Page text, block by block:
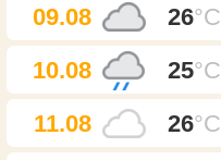
09.08 26°C
10.08 25°C
11.08 26°C